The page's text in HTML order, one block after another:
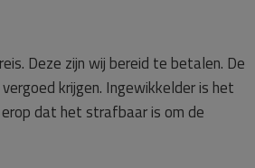
Deze zijn wij bereid te betalen. De
krijgen. Ingewikkelder is het
dat het strafbaar is om de